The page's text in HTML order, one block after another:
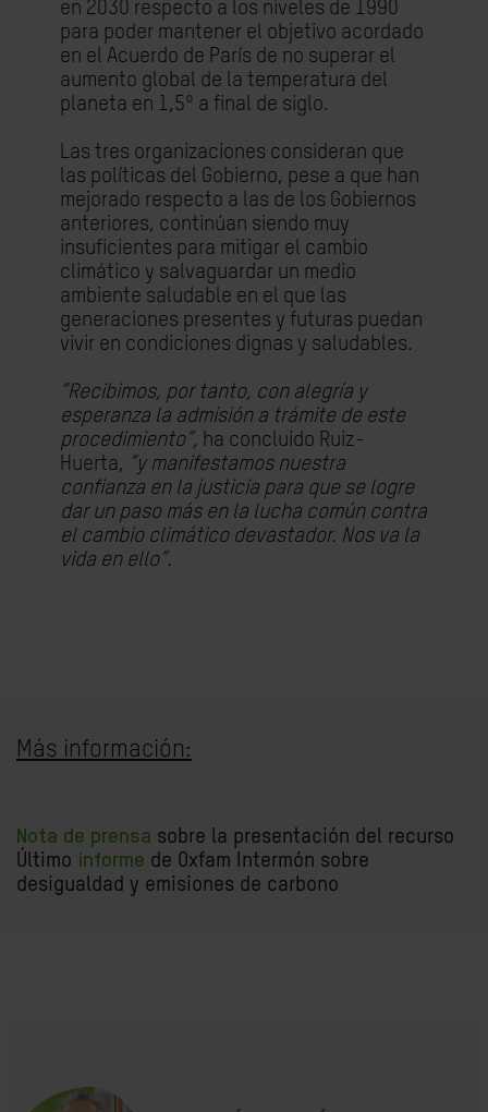
en 2030 respecto a los niveles de 1990
para poder mantener el objetivo acordado
en el Acuerdo de París de no superar el
aumento global de la temperatura del
planeta en 1,5º a final de siglo.
Las tres organizaciones consideran que
las políticas del Gobierno, pese a que han
mejorado respecto a las de los Gobiernos
anteriores, continúan siendo muy
insuficientes para mitigar el cambio
climático y salvaguardar un medio
ambiente saludable en el que las
generaciones presentes y futuras puedan
vivir en condiciones dignas y saludables.
“Recibimos, por tanto, con alegría y
esperanza la admisión a trámite de este
procedimiento”, ha concluido Ruiz-
Huerta, “y manifestamos nuestra
confianza en la justicia para que se logre
dar un paso más en la lucha común contra
el cambio climático devastador. Nos va la
vida en ello”.
Más información:
Nota de prensa sobre la presentación del recurso
Último informe de Oxfam Intermón sobre
desigualdad y emisiones de carbono